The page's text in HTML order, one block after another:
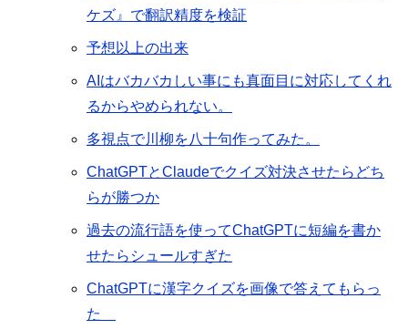
ケズ』で翻訳精度を検証
予想以上の出来
AIはバカバカしい事にも真面目に対応してくれ
るからやめられない。
多視点で川柳を八十句作ってみた。
ChatGPTとClaudeでクイズ対決させたらどち
らが勝つか
過去の流行語を使ってChatGPTに短編を書か
せたらシュールすぎた
ChatGPTに漢字クイズを画像で答えてもらっ
た